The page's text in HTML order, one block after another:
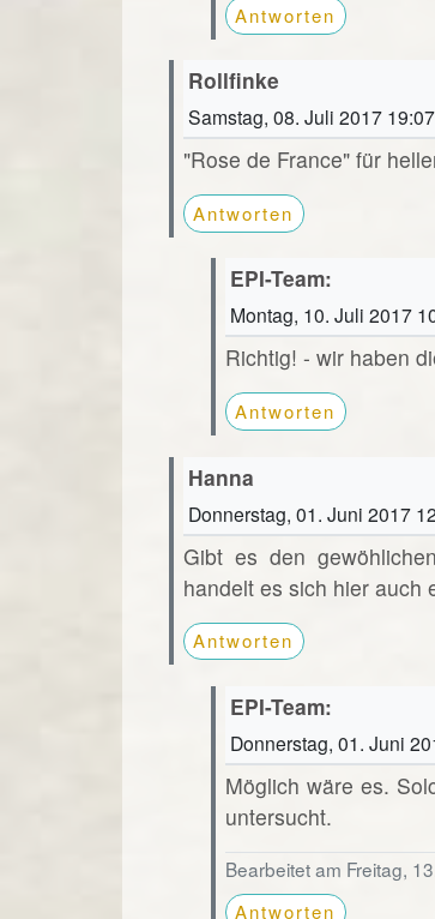
Antworten
Rollfinke
Samstag, 08. Juli 2017 19:07
"Rose de France" für
Antworten
EPI-Team:
Montag, 10. Juli 2017
Richtig! - wir haben
Antworten
Hanna
Donnerstag, 01. Juni 2017
Gibt es den
handelt es sich hier auch
Antworten
EPI-Team:
Donnerstag, 01. Juni
Möglich wäre es.
untersucht.
Bearbeitet am Freitag,
Antworten